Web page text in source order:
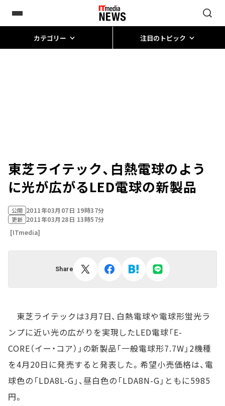
カテゴリー 注目のトピック
東芝ライテック、白熱電球のよう
に光が広がるLED電球の新製品
公開 2011年03月07日 19時37分
更新 2011年03月28日 13時57分
[ITmedia]
Share
東芝ライテックは3月7日、白熱電球や電球形蛍光ラ
ンプに近い光の広がりを実現したLED電球「E-
CORE（イー・コア）」の新製品「一般電球形7.7W」2機種
を4月20日に発売すると発表した。希望小売価格は、電
球色の「LDA8L-G」、昼白色の「LDA8N-G」ともに5985
円。